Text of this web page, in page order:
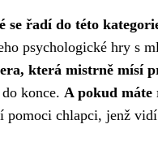
se řadí do této
psychologické hry s
která mistrně mísí
konce. A pokud máte
pomoci chlapci, jenž